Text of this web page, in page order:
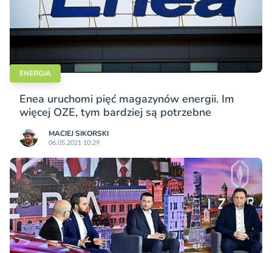
ENERGIA
Enea uruchomi pięć magazynów energii. Im
więcej OZE, tym bardziej są potrzebne
MACIEJ SIKORSKI
06.05.2021 10:29